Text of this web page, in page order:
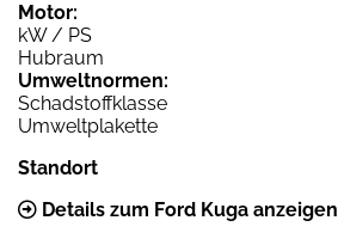
Motor:
kW / PS
Hubraum
Umweltnormen:
Schadstoffklasse
Umweltplakette
Standort
Details zum Ford Kuga anzeigen